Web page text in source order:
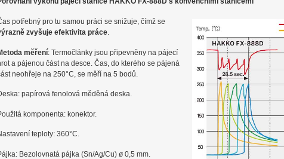
potřebný pro tu samou práci se snižuje, čímž se
zvyšuje efektivita práce.
měření: Termočlánky jsou připevněny na pájecí
a pájenou část na desce. Čas, do kterého se pájená
neohřeje na 250°C, se měří na 5 bodů.
papírová fenolová měděná deska.
komponenta: konektor.
teploty: 360°C.
Bezolovnatá pájka (Sn/Ag/Cu) ø 0,5 mm.